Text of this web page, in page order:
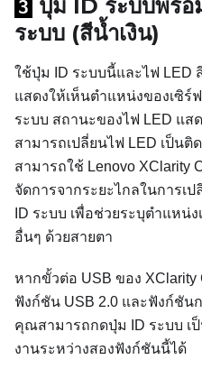
3 ปุ่ม ID ระบบพร้
ระบบ (สีน้ำเงิน)
ใช้ปุ่ม ID ระบบนี้และไฟ LED
แสดงให้เห็นตำแหน่งของเซิ
ระบบ สถานะของไฟ LED แส
สามารถเปลี่ยนไฟ LED เป็น
สามารถใช้ Lenovo XClarity
จัดการจากระยะไกลในการเ
ID ระบบ เพื่อช่วยระบุตำแหน่
อื่นๆ ด้วยสายตา
หากขั้วต่อ USB ของ XClarity
ฟังก์ชัน USB 2.0 และฟังก์ชัน
คุณสามารถกดปุ่ม ID ระบบ เ
งานระหว่างสองฟังก์ชันนี้ได้